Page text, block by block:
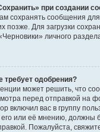
при создании
сохранять сообщения
позже. Для загрузки
личного
одобрения?
может решить, что
перед отправкой на
включил вас в группу
или её мнению, должны
Пожалуйста,